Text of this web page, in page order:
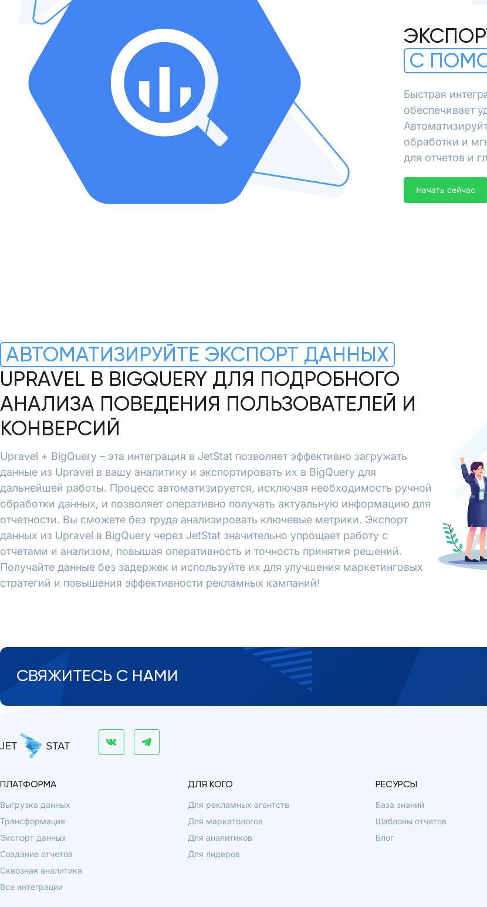
С
Быстрая
обеспечивает
обработки и
для отчетов и
Начать сейчас
АВТОМАТИЗИРУЙТЕ ЭКСПОРТ ДАННЫХ
UPRAVEL В BIGQUERY ДЛЯ ПОДРОБНОГО
АНАЛИЗА ПОВЕДЕНИЯ ПОЛЬЗОВАТЕЛЕЙ И
КОНВЕРСИЙ
Upravel + BigQuery – эта интеграция в JetStat позволяет эффективно загружать
данные из Upravel в вашу аналитику и экспортировать их в BigQuery для
дальнейшей работы. Процесс автоматизируется, исключая необходимость ручной
обработки данных, и позволяет оперативно получать актуальную информацию для
отчетности. Вы сможете без труда анализировать ключевые метрики. Экспорт
данных из Upravel в BigQuery через JetStat значительно упрощает работу с
отчетами и анализом, повышая оперативность и точность принятия решений.
Получайте данные без задержек и используйте их для улучшения маркетинговых
стратегий и повышения эффективности рекламных кампаний!
СВЯЖИТЕСЬ С НАМИ
ПЛАТФОРМА
Выгрузка данных
Трансформация
Экспорт данных
Создание отчетов
Сквозная аналитика
Все интеграции
ДЛЯ КОГО
Для рекламных агентств
Для маркетологов
Для аналитиков
Для лидеров
РЕСУРСЫ
База знаний
Шаблоны отчетов
Блог